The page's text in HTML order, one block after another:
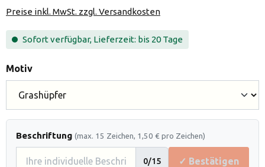
Preise inkl. MwSt. zzgl. Versandkosten
Sofort verfügbar, Lieferzeit: bis 20 Tage
Motivauswählen
Beschriftung (max. 15 Zeichen, 1,50 € pro Zeichen)
0/15 ✓ Bestätigen